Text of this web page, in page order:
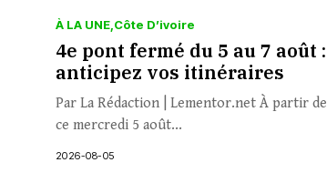
À LA UNE Côte D’ivoire
4e pont fermé du 5 au 7 août :
anticipez vos itinéraires
Par La Rédaction | Lementor.net À partir de
ce mercredi 5 août...
2026-08-05